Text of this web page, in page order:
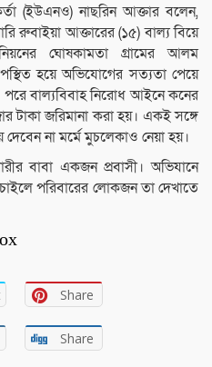
(ইউএনও) নাছরিন আক্তার বলেন,
রুবাইয়া আক্তারের (১৫) বাল্য বিয়ে
ঘোষকামতা গ্রামের আলম
হয়ে অভিযোগের সত্যতা পেয়ে
পরে বাল্যবিবাহ নিরোধ আইনে কনের
টাকা জরিমানা করা হয়। একই সঙ্গে
না মর্মে মুচলেকাও নেয়া হয়।
বাবা একজন প্রবাসী। অভিযানে
পরিবারের লোকজন তা দেখাতে
Share
Share